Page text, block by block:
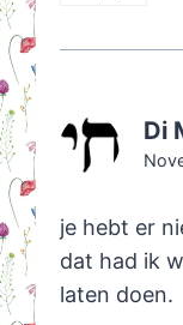
Di
je hebt er
dat had ik
laten doen.